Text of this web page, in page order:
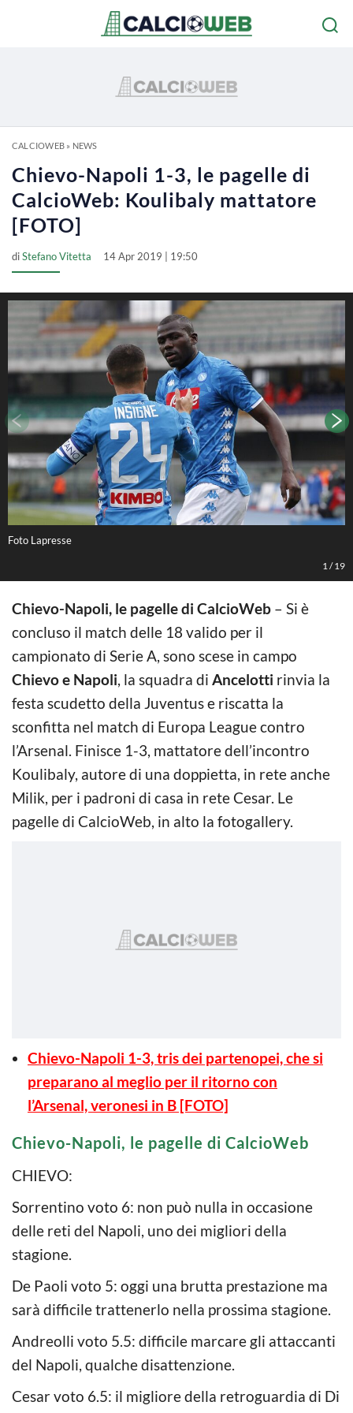
CALCIOWEB» NEWS
Chievo-Napoli 1-3, le pagelle di
CalcioWeb: Koulibaly mattatore
[FOTO]
diStefano Vitetta 14 Apr 2019 | 19:50
Foto Lapresse
1 /19
Chievo-Napoli, le pagelle di CalcioWeb – Si è
concluso il match delle 18 valido per il
campionato di Serie A, sono scese in campo
Chievo e Napoli, la squadra di Ancelotti rinvia la
festa scudetto della Juventus e riscatta la
sconfitta nel match di Europa League contro
l’Arsenal. Finisce 1-3, mattatore dell’incontro
Koulibaly, autore di una doppietta, in rete anche
Milik, per i padroni di casa in rete Cesar. Le
pagelle di CalcioWeb, in alto la fotogallery.
Chievo-Napoli 1-3, tris dei partenopei, che si
preparano al meglio per il ritorno con
l’Arsenal, veronesi in B [FOTO]
Chievo-Napoli, le pagelle di CalcioWeb
CHIEVO:
Sorrentino voto 6: non può nulla in occasione
delle reti del Napoli, uno dei migliori della
stagione.
De Paoli voto 5: oggi una brutta prestazione ma
sarà difficile trattenerlo nella prossima stagione.
Andreolli voto 5.5: difficile marcare gli attaccanti
del Napoli, qualche disattenzione.
Cesar voto 6.5: il migliore della retroguardia di Di